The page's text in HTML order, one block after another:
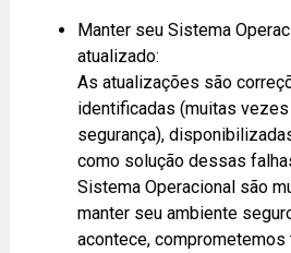
Manter seu Sistema
atualizado:
As atualizações são
identificadas (muitas
segurança),
como solução dessas
Sistema Operacional são
manter seu ambiente
acontece,